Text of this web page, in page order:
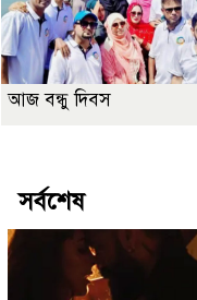
আজ বন্ধু দিবস
সর্বশেষ